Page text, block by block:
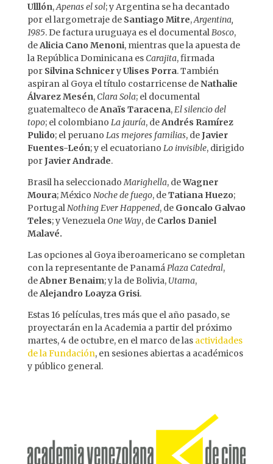
Ulllón,Apenas el sol; y Argentina se ha decantado
por el largometraje de Santiago Mitre,Argentina,
1985. De factura uruguaya es el documentalBosco,
deAlicia Cano Menoni, mientras que la apuesta de
la República Dominicana esCarajita, firmada
por Silvina SchniceryUlises Porra. También
aspiran al Goya el título costarricense deNathalie
Álvarez Mesén,Clara Sola; el documental
guatemalteco deAnaïs Taracena,El silencio del
topo; el colombiano La jauría, deAndrés Ramírez
Pulido; el peruano Las mejores familias, deJavier
Fuentes-León; y el ecuatoriano Lo invisible, dirigido
porJavier Andrade.
Brasil ha seleccionadoMarighella, deWagner
Moura; México Noche de fuego, deTatiana Huezo;
PortugalNothing Ever Happened, de Goncalo Galvao
Teles; y VenezuelaOne Way, de Carlos Daniel
Malavé.
Las opciones al Goya iberoamericano se completan
con la representante de PanamáPlaza Catedral,
deAbner Benaim; y la deBolivia, Utama,
deAlejandro Loayza Grisi.
Estas 16 películas, tres más que el año pasado, se
proyectarán en la Academia a partir del próximo
martes, 4 de octubre, en el marco de las actividades
de la Fundación, en sesiones abiertas a académicos
y público general.